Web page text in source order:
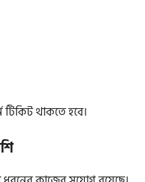
টিকিট থাকতে হবে।